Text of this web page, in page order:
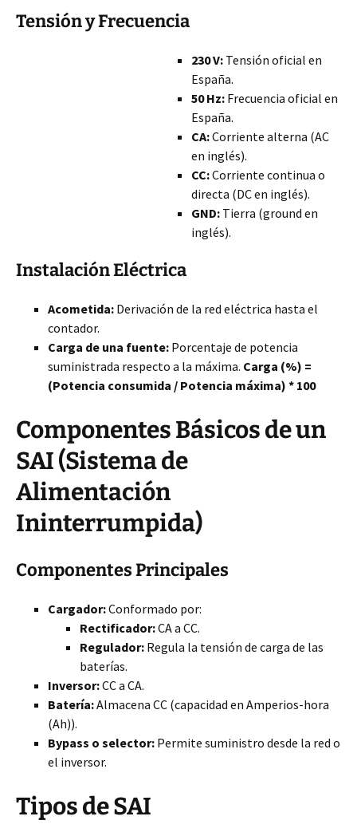
Tensión y Frecuencia
230 V: Tensión oficial en
España.
50 Hz: Frecuencia oficial en
España.
CA:Corriente alterna (AC
en inglés).
CC:Corriente continua o
directa (DC en inglés).
GND: Tierra (ground en
inglés).
Instalación Eléctrica
Acometida: Derivación de la red eléctrica hasta el
contador.
Carga de una fuente: Porcentaje de potencia
suministrada respecto a la máxima. Carga (%) =
(Potencia consumida / Potencia máxima) * 100
Componentes Básicos de un
SAI (Sistemade
Alimentación
Ininterrumpida)
Componentes Principales
Cargador:Conformado por:
Rectificador:CA a CC.
Regulador: Regula la tensión de carga de las
baterías.
Inversor:CC a CA.
Batería:Almacena CC (capacidad en Amperios-hora
(Ah)).
Bypass o selector: Permite suministro desde la red o
el inversor.
Tipos de SAI